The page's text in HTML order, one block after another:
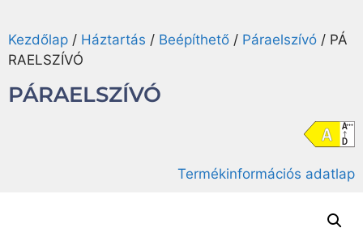
Kezdőlap / Háztartás / Beépíthető / Páraelszívó / PÁ
RAELSZÍVÓ
PÁRAELSZÍVÓ
Termékinformációs adatlap